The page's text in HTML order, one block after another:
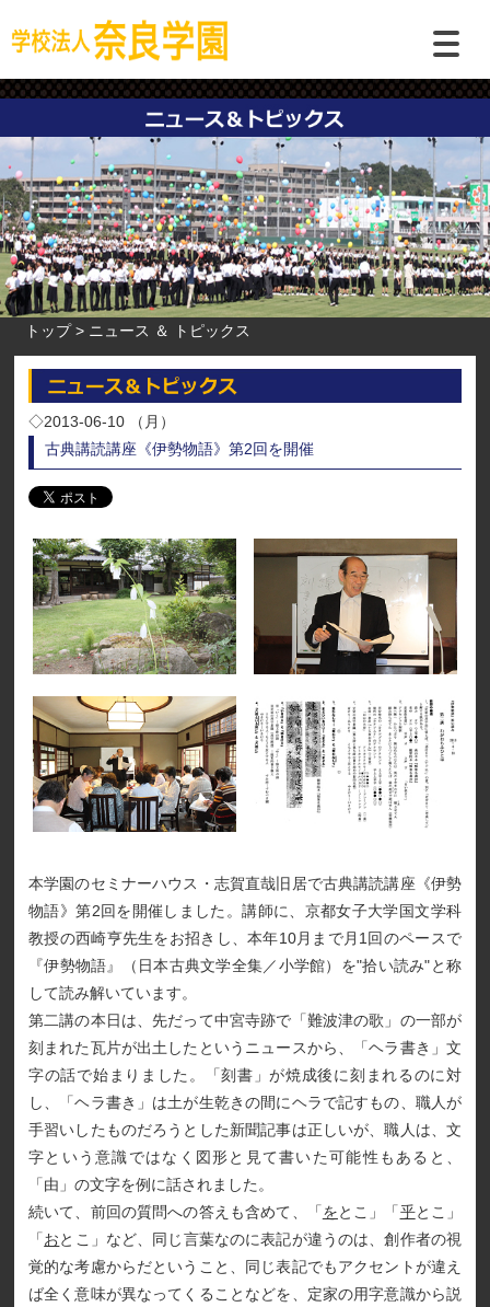
トップ ニュース ＆ トピックス
◇2013-06-10 （月）
古典講読講座《伊勢物語》第2回を開催
本学園のセミナーハウス・志賀直哉旧居で古典講読講座《伊勢
物語》第2回を開催しました。講師に、京都女子大学国文学科
教授の西崎亨先生をお招きし、本年10月まで月1回のペースで
『伊勢物語』（日本古典文学全集／小学館）を"拾い読み"と称
して読み解いています。
第二講の本日は、先だって中宮寺跡で「難波津の歌」の一部が
刻まれた瓦片が出土したというニュースから、「ヘラ書き」文
字の話で始まりました。「刻書」が焼成後に刻まれるのに対
し、「ヘラ書き」は土が生乾きの間にヘラで記すもの、職人が
手習いしたものだろうとした新聞記事は正しいが、職人は、文
字という意識ではなく図形と見て書いた可能性もあると、
「由」の文字を例に話されました。
続いて、前回の質問への答えも含めて、「をとこ」「乎とこ」
「おとこ」など、同じ言葉なのに表記が違うのは、創作者の視
覚的な考慮からだということ、同じ表記でもアクセントが違え
ば全く意味が異なってくることなどを、定家の用字意識から説